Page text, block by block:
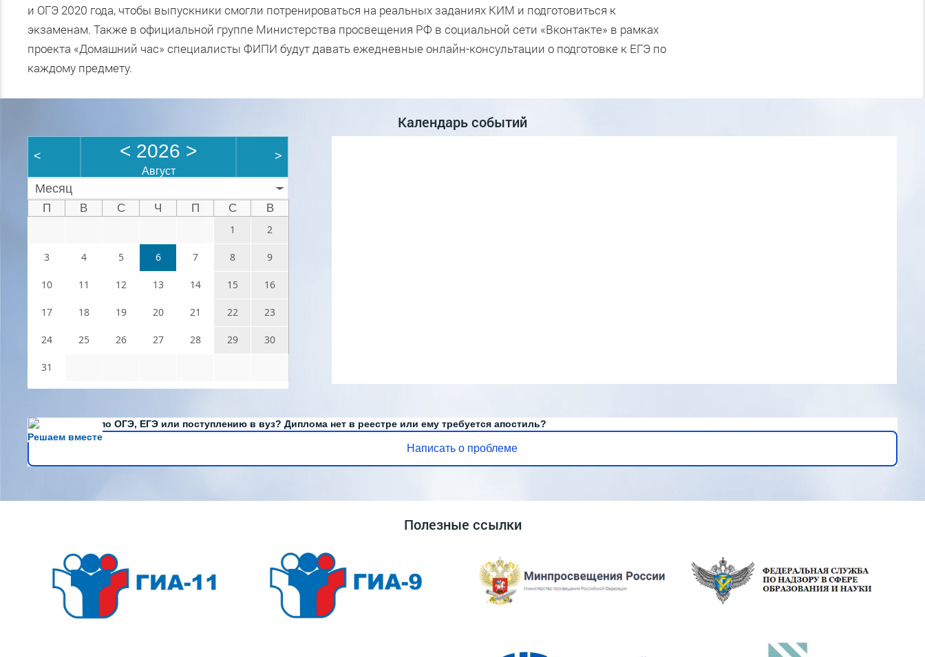
и ОГЭ 2020 года, чтобы выпускники смогли потренироваться на реальных заданиях КИМ и подготовиться к
экзаменам. Также в официальной группе Министерства просвещения РФ в социальной сети «Вконтакте» в рамках
проекта «Домашний час» специалисты ФИПИ будут давать ежедневные онлайн-консультации о подготовке к ЕГЭ по
каждому предмету.
Календарь событий
< < 2026 >
Август
>
Месяц
П В С Ч П С
В
1
2
3 4 5 6 7 8 9
10 11 12 13 14 15 16
17 18 19 20 21 22 23
24 25 26 27 28 29 30
31
Решаем вместе
Есть вопросы по ОГЭ, ЕГЭ или поступлению в вуз? Диплома нет в реестре или ему требуется апостиль?
Написать о проблеме
Полезные ссылки